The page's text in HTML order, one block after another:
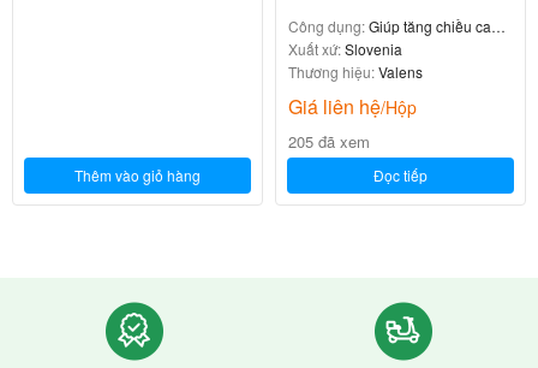
Thêm vào giỏ hàng
Công dụng:Giúp tăng chiều cao
cho trẻ
Xuất xứ:Slovenia
Thương hiệu:Valens
Giá liên hệ/Hộp
205 đã xem
Đọc tiếp